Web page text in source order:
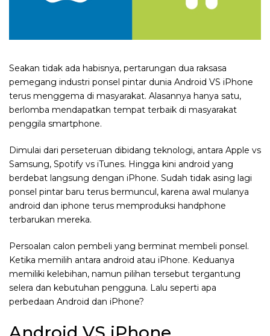
Seakan tidak ada habisnya, pertarungan dua raksasa
pemegang industri ponsel pintar dunia Android VS iPhone
terus menggema di masyarakat. Alasannya hanya satu,
berlomba mendapatkan tempat terbaik di masyarakat
penggila smartphone.
Dimulai dari perseteruan dibidang teknologi, antara Apple vs
Samsung, Spotify vs iTunes. Hingga kini android yang
berdebat langsung dengan iPhone. Sudah tidak asing lagi
ponsel pintar baru terus bermuncul, karena awal mulanya
android dan iphone terus memproduksi handphone
terbarukan mereka.
Persoalan calon pembeli yang berminat membeli ponsel.
Ketika memilih antara android atau iPhone. Keduanya
memiliki kelebihan, namun pilihan tersebut tergantung
selera dan kebutuhan pengguna. Lalu seperti apa
perbedaan Android dan iPhone?